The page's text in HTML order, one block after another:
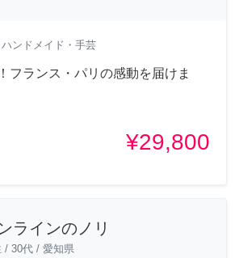
ンドメイド・手芸
フランス・パリの感動を届けま
¥29,800
ラインのノリ
/ 30代 / 愛知県